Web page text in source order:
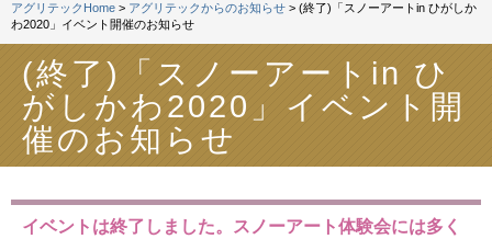
アグリテックHome > アグリテックからのお知らせ > (終了)「スノーアートin ひがしか
わ2020」イベント開催のお知らせ
(終了)「スノーアートin ひ
がしかわ2020」イベント開
催のお知らせ
イベントは終了しました。スノーアート体験会には多く